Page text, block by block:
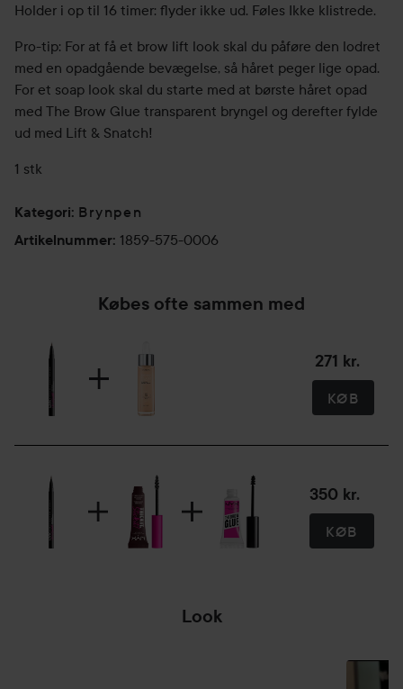
Holder i op til 16 timer: flyder ikke ud. Føles Ikke klistrede.
Pro-tip: For at få et brow lift look skal du påføre den lodret
med en opadgående bevægelse, så håret peger lige opad.
For et soap look skal du starte med at børste håret opad
med The Brow Glue transparent bryngel og derefter fylde
ud med Lift & Snatch!
1 stk
Kategori: Brynpen
Artikelnummer: 1859-575-0006
Købes ofte sammen med
271 kr.
KØB
350 kr.
KØB
Look